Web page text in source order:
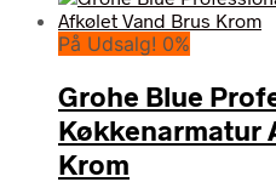
På Udsalg! 0%
Grohe Blue
Køkkenarmatur
Krom